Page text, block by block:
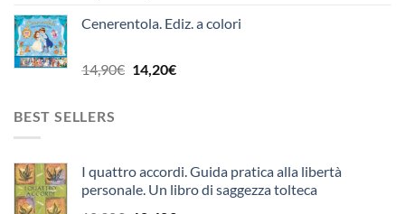
originale
14,90€.
attuale
14,20€.
Cenerentola. Ediz. a colori
14,90€ Il
14,20€Il
BEST SELLERS
I quattro accordi. Guida pratica alla libertà
personale. Un libro di saggezza tolteca